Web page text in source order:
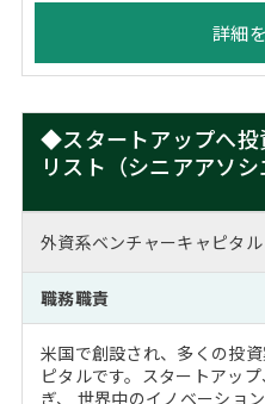
詳細
◆スタートアップへ
リスト（シニアアソシ
外資系ベンチャーキャピタル
職務職責
米国で創設され、多くの投
ピタルです。スタートアッ
ぎ、 世界中のイノベーショ